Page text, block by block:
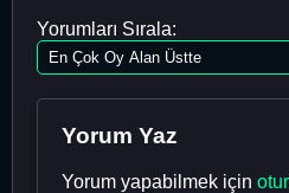
Yorumları Sırala:
Yorum Yaz
Yorum yapabilmek için